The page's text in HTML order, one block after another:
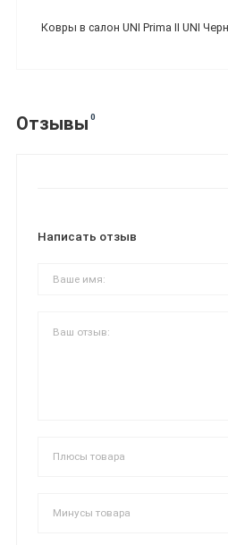
Ковры в салон UNI Prima II UNI
Отзывы 0
Написать отзыв